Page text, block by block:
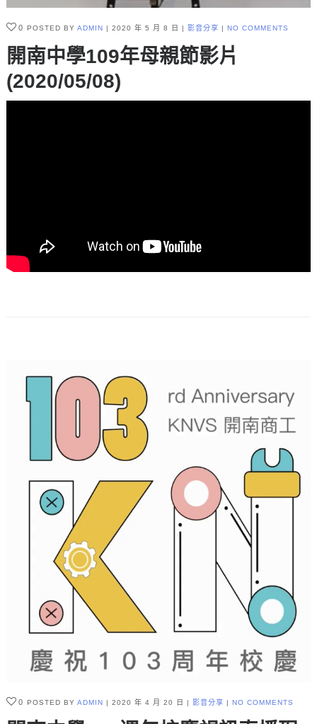
0 POSTED BY ADMIN 2020 年 5 月 8 日 影音分享 NO COMMENTS
開南中學109年母親節影片
(2020/05/08)
0 POSTED BY ADMIN 2020 年 4 月 20 日 影音分享 NO COMMENTS